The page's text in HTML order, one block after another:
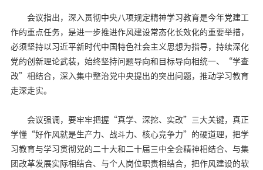
会议指出，深入贯彻中央八项规定精神学习教育是今年党建工
作的重点任务，是进一步推进作风建设常态化长效化的重要举措，
必须坚持以习近平新时代中国特色社会主义思想为指导，持续深化
党的创新理论武装，始终坚持问题导向和目标导向相统一、“学查
改”相结合，深入集中整治党中央提出的突出问题，推动学习教育
走深走实。
会议强调，要牢牢把握“真学、深挖、实改”三大关键，真正
学懂“好作风就是生产力、战斗力、核心竞争力”的硬道理，把学
习教育与学习贯彻党的二十大和二十届三中全会精神相结合、与集
团改革发展实际相结合、与个人岗位职责相结合，把作风建设的软